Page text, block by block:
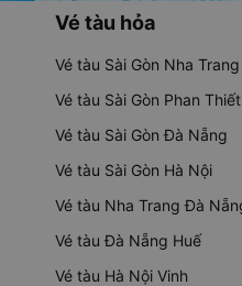
Vé tàu hỏa
Vé tàu Sài Gòn Nha Trang
Vé tàu Sài Gòn Phan Thiết
Vé tàu Sài Gòn Đà Nẵng
Vé tàu Sài Gòn Hà Nội
Vé tàu Nha Trang Đà
Vé tàu Đà Nẵng Huế
Vé tàu Hà Nội Vinh